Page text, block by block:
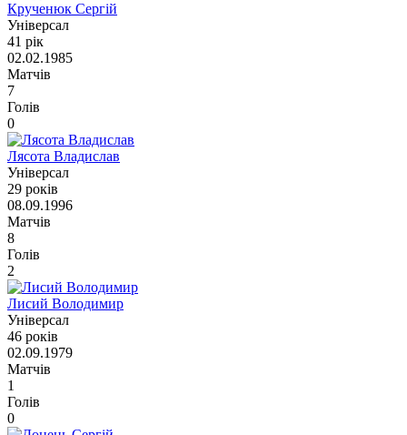
Крученюк Сергій
Універсал
41 рік
02.02.1985
Матчів
7
Голів
0
Лясота Владислав
Універсал
29 років
08.09.1996
Матчів
8
Голів
2
Лисий Володимир
Універсал
46 років
02.09.1979
Матчів
1
Голів
0